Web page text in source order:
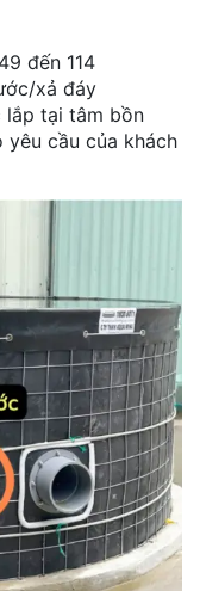
đến 114
xả đáy
lắp tại tâm bồn
cầu của khách